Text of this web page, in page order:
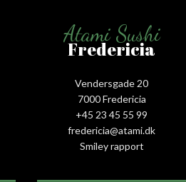
Atami Sushi
Fredericia
Vendersgade 20
7000 Fredericia
+45 23 45 55 99
fredericia@atami.dk
Smiley rapport